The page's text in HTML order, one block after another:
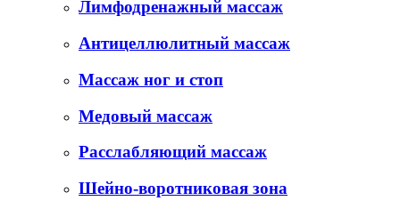
Лимфодренажный массаж
Антицеллюлитный массаж
Массаж ног и стоп
Медовый массаж
Расслабляющий массаж
Шейно-воротниковая зона